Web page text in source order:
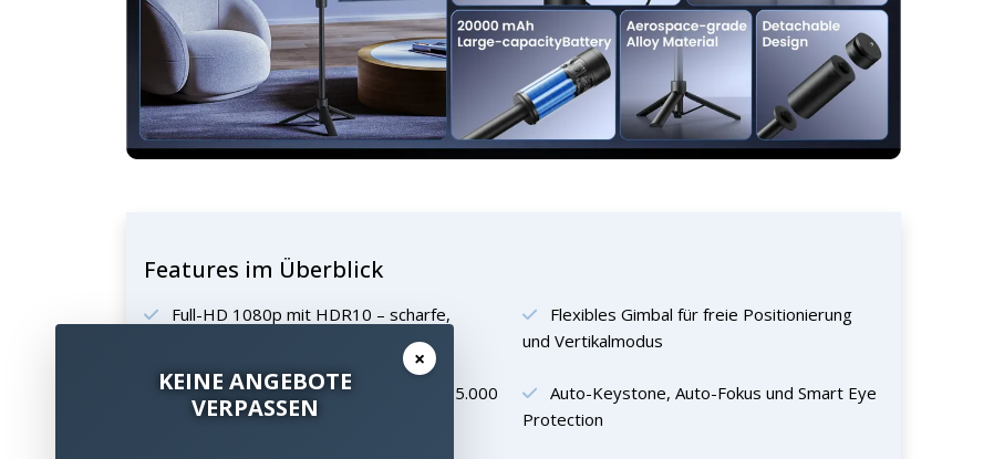
Features im Überblick
Full-HD 1080p mit HDR10 – scharfe,
450 ISO Lumen LED-Lichtquelle mit 25.000
Stunden Lebensdauer
Flexibles Gimbal für freie Positionierung
und Vertikalmodus
Auto-Keystone, Auto-Fokus und Smart Eye
Protection
×
KEINE ANGEBOTE
VERPASSEN